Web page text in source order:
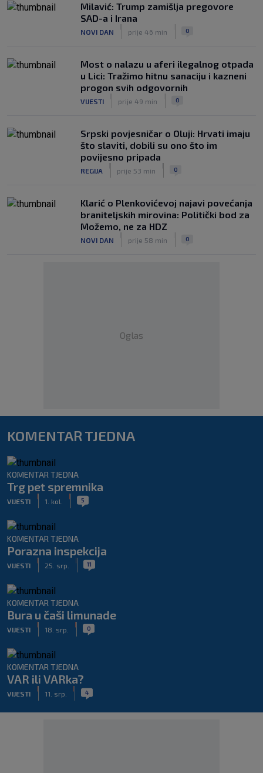
Milavić: Trump zamišlja pregovore
SAD-a i Irana
NOVI DAN prije 46 min 0
Most o nalazu u aferi ilegalnog otpada
u Lici: Tražimo hitnu sanaciju i kazneni
progon svih odgovornih
VIJESTI prije 49 min 0
Srpski povjesničar o Oluji: Hrvati imaju
što slaviti, dobili su ono što im
povijesno pripada
REGIJA prije 53 min 0
Klarić o Plenkovićevoj najavi povećanja
braniteljskih mirovina: Politički bod za
Možemo, ne za HDZ
NOVI DAN prije 58 min 0
Oglas
KOMENTAR TJEDNA
KOMENTAR TJEDNA
Trg pet spremnika
VIJESTI 1. kol. 5
KOMENTAR TJEDNA
Porazna inspekcija
VIJESTI 25. srp. 11
KOMENTAR TJEDNA
Bura u čaši limunade
VIJESTI 18. srp. 0
KOMENTAR TJEDNA
VAR ili VARka?
VIJESTI 11. srp. 4